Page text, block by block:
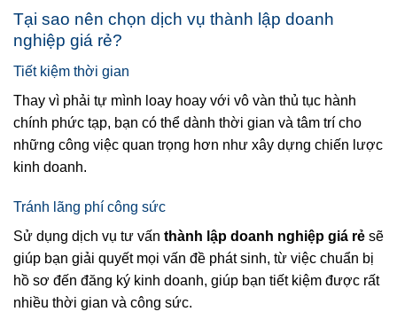
Tại sao nên chọn dịch vụ thành lập doanh
nghiệp giá rẻ?
Tiết kiệm thời gian
Thay vì phải tự mình loay hoay với vô vàn thủ tục hành
chính phức tạp, bạn có thể dành thời gian và tâm trí cho
những công việc quan trọng hơn như xây dựng chiến lược
kinh doanh.
Tránh lãng phí công sức
Sử dụng dịch vụ tư vấn thành lập doanh nghiệp giá rẻ sẽ
giúp bạn giải quyết mọi vấn đề phát sinh, từ việc chuẩn bị
hồ sơ đến đăng ký kinh doanh, giúp bạn tiết kiệm được rất
nhiều thời gian và công sức.